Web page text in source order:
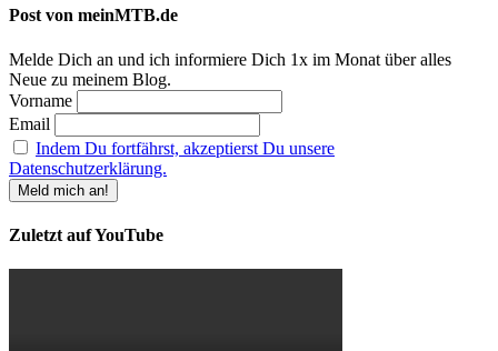
Post von meinMTB.de
Melde Dich an und ich informiere Dich 1x im Monat über alles
Neue zu meinem Blog.
Vorname
Email
Indem Du fortfährst, akzeptierst Du unsere
Datenschutzerklärung.
Zuletzt auf YouTube